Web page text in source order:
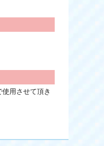
用させて頂き